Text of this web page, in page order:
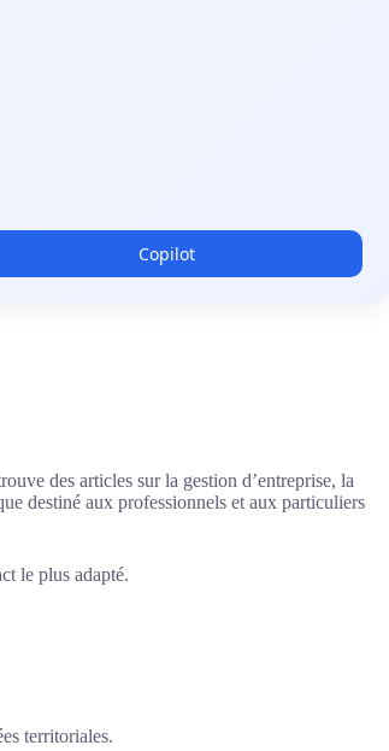
Copilot
des articles sur la gestion d’entreprise, la
destiné aux professionnels et aux particuliers
le plus adapté.
territoriales.